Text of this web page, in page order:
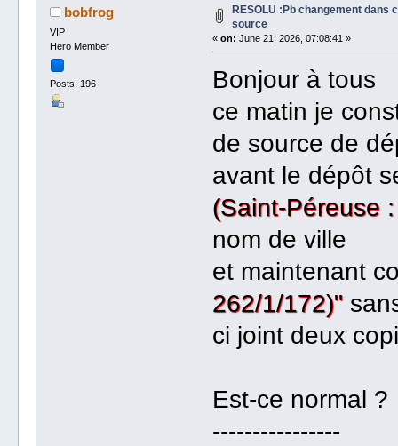
bobfrog
VIP
Hero Member
Posts: 196
RESOLU :Pb changement dans
source
«on: June 21, 2026, 07:08:41 »
Bonjour à tous
ce matin je
de source de
avant le dépôt
(Saint-Péreuse
nom de ville
et maintenant
262/1/172)"
ci joint deux
Est-ce normal ?
----------------